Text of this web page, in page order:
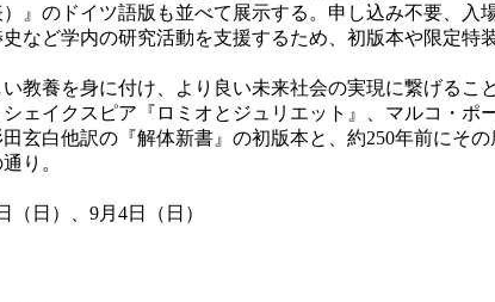
』のドイツ語版も並べて展示する。申し込み不要、入場
など学内の研究活動を支援するため、初版本や限定特
教養を身に付け、より良い未来社会の実現に繋げるこ
ェイクスピア『ロミオとジュリエット』、マルコ・ポ
玄白他訳の『解体新書』の初版本と、約250年前にそ
り。
日）、9月4日（日）